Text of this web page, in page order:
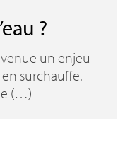
?
un enjeu
surchauffe.
(…)